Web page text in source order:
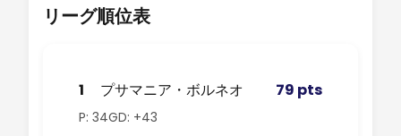
リーグ順位表
1 プサマニア・ボルネオ 79 pts
P: 34GD: +43